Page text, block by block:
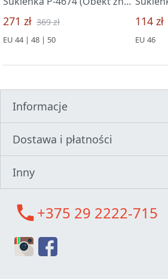
271 zł 369 zł
EU 44 | 48 | 50
114 zł
EU 46
Informacje
Dostawa i płatności
Inny
call+375 29 2222-715